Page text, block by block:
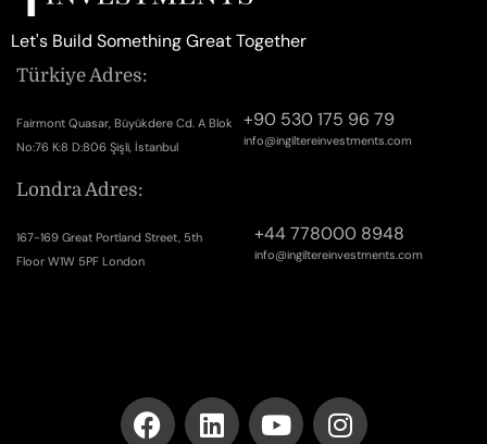
Let's Build Something Great Together
Türkiye Adres:
Fairmont Quasar, Büyükdere Cd. A Blok
No:76 K:8 D:806 Şişli, İstanbul
+90 530 175 96 79
info@ingiltereinvestments.com
Londra Adres:
167-169 Great Portland Street, 5th
Floor W1W 5PF London
+44 778000 8948
info@ingiltereinvestments.com